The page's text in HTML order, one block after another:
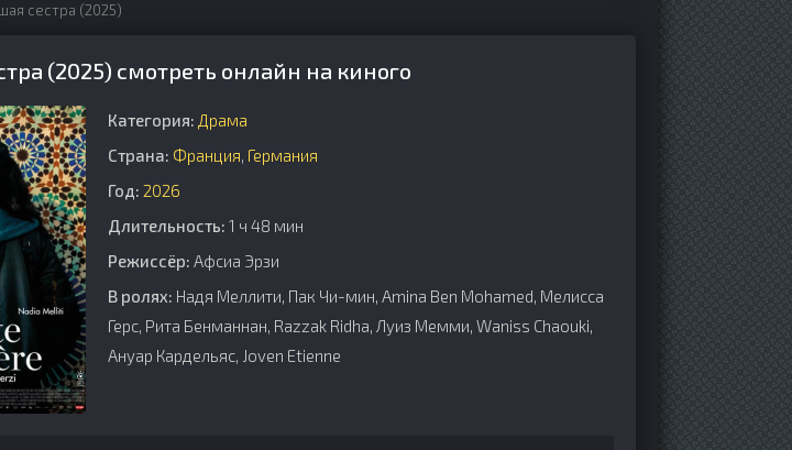
сестра (2025)
(2025) смотреть онлайн на киного
Категория: Драма
Страна: Франция, Германия
Год: 2026
Длительность: 1 ч 48 мин
Режиссёр: Афсиа Эрзи
В ролях: Надя Меллити, Пак Чи-мин, Amina Ben Mohamed, Мелисса
Герс, Рита Бенманнан, Razzak Ridha, Луиз Мемми, Waniss Chaouki,
Ануар Кардельяс, Joven Etienne